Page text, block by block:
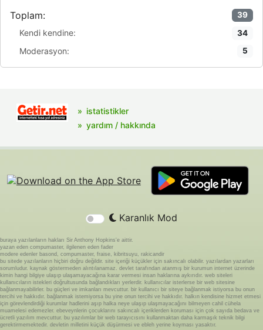
Toplam:
39
Kendi kendine: 34
Moderasyon: 5
istatistikler
yardım / hakkında
Karanlık Mod
buraya yazılanların hakları Sir Anthony Hopkins'e aittir.
yazan eden compumaster, ilgilenen eden fader
modere edenler basond, compumaster, fraise, kibritsuyu, rakicandir
bu sitede yazılanların hiçbiri doğru değildir. site içeriği küçükler için sakıncalı olabilir. yazılardan yazarları
sorumludur. kaynak göstermeden alıntılanamaz. devlet tarafından atanmış bir kurumun internet üzerinde
kimin hangi bilgiye ulaşıp ulaşamayacağına karar vermesi insan haklarına aykırıdır. web siteleri
kullanıcıların istekleri doğrultusunda bağlandıkları yerlerdir. kullanıcılar isterlerse bir web sitesine
bağlanmayabilirler. bu güçleri ve imkanları mevcuttur. bir kullanıcı bir siteye bağlanmak istiyorsa bu onun
tercihi ve hakkıdır. bağlanmak istemiyorsa bu yine onun tercihi ve hakkıdır. halkın kendisine hizmet etmesi
için görevlendirdiği kurumlar hadlerini aşıp halka neye ulaşıp ulaşmayacağını bilmeyen cahil cühela
muamelesi edemezler. ebeveynlerin çocuklarını sakıncalı içeriklerden koruması için çok sayıda bedava ve
ücretli yazılım mevcuttur. bu yazılımlar bir web tarayıcısını kullanmaktan daha karmaşık teknik bilgi
gerektirmemektedir. devletin milletini küçük düşürmesi ve ebleh yerine koyması yasaktır.